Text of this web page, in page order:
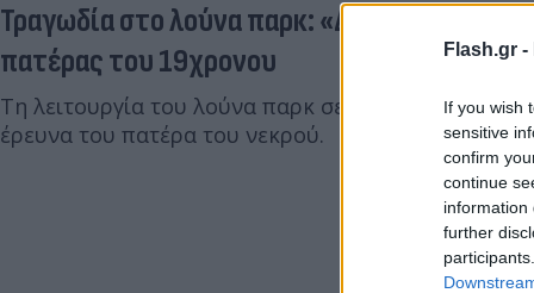
Flash.gr -
If you wish
sensitive
confirm
continue
information
further
Τραγωδία στο λούνα παρκ: «Δεν υπάρχει
πατέρας του 19χρονου
Τη λειτουργία του λούνα παρκ σε καθεστώς
έρευνα του πατέρα του νεκρού.